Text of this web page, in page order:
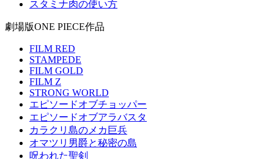
スタミナ肉の使い方
劇場版ONE PIECE作品
FILM RED
STAMPEDE
FILM GOLD
FILM Z
STRONG WORLD
エピソードオブチョッパー
エピソードオブアラバスタ
カラクリ島のメカ巨兵
オマツリ男爵と秘密の島
呪われた聖剣